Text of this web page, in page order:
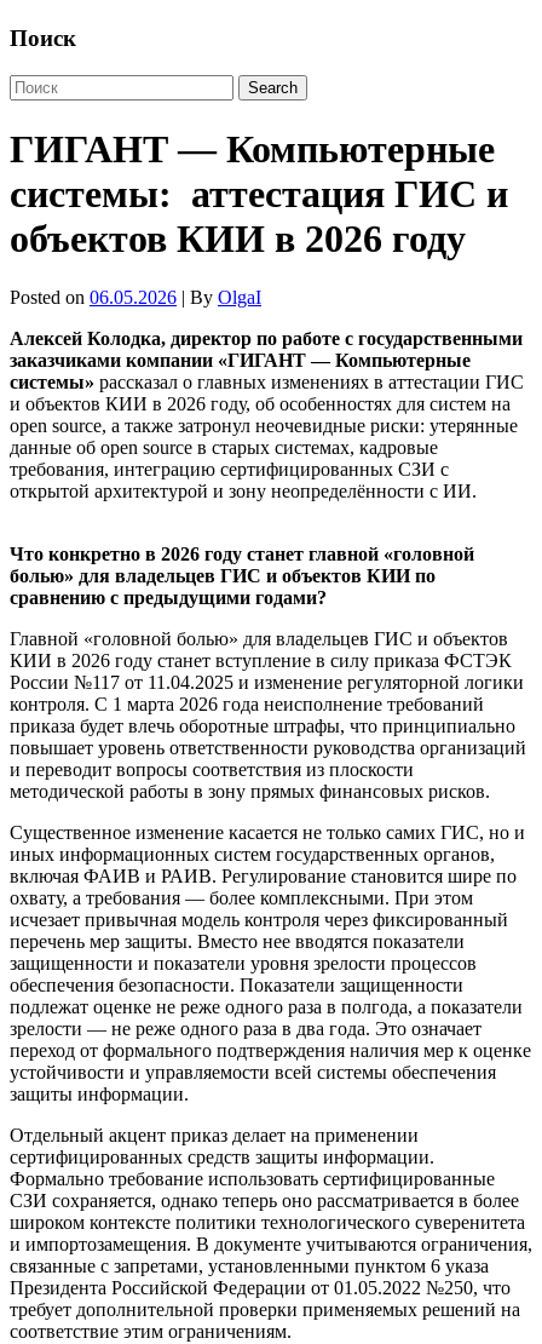
Поиск
ГИГАНТ — Компьютерные
системы: аттестация ГИС и
объектов КИИ в 2026 году
Posted on 06.05.2026 | By OlgaI
Алексей Колодка, директор по работе с государственными
заказчиками компании «ГИГАНТ — Компьютерные
системы» рассказал о главных изменениях в аттестации ГИС
и объектов КИИ в 2026 году, об особенностях для систем на
open source, а также затронул неочевидные риски: утерянные
данные об open source в старых системах, кадровые
требования, интеграцию сертифицированных СЗИ с
открытой архитектурой и зону неопределённости с ИИ.
Что конкретно в 2026 году станет главной «головной
болью» для владельцев ГИС и объектов КИИ по
сравнению с предыдущими годами?
Главной «головной болью» для владельцев ГИС и объектов
КИИ в 2026 году станет вступление в силу приказа ФСТЭК
России №117 от 11.04.2025 и изменение регуляторной логики
контроля. С 1 марта 2026 года неисполнение требований
приказа будет влечь оборотные штрафы, что принципиально
повышает уровень ответственности руководства организаций
и переводит вопросы соответствия из плоскости
методической работы в зону прямых финансовых рисков.
Существенное изменение касается не только самих ГИС, но и
иных информационных систем государственных органов,
включая ФАИВ и РАИВ. Регулирование становится шире по
охвату, а требования — более комплексными. При этом
исчезает привычная модель контроля через фиксированный
перечень мер защиты. Вместо нее вводятся показатели
защищенности и показатели уровня зрелости процессов
обеспечения безопасности. Показатели защищенности
подлежат оценке не реже одного раза в полгода, а показатели
зрелости — не реже одного раза в два года. Это означает
переход от формального подтверждения наличия мер к оценке
устойчивости и управляемости всей системы обеспечения
защиты информации.
Отдельный акцент приказ делает на применении
сертифицированных средств защиты информации.
Формально требование использовать сертифицированные
СЗИ сохраняется, однако теперь оно рассматривается в более
широком контексте политики технологического суверенитета
и импортозамещения. В документе учитываются ограничения,
связанные с запретами, установленными пунктом 6 указа
Президента Российской Федерации от 01.05.2022 №250, что
требует дополнительной проверки применяемых решений на
соответствие этим ограничениям.